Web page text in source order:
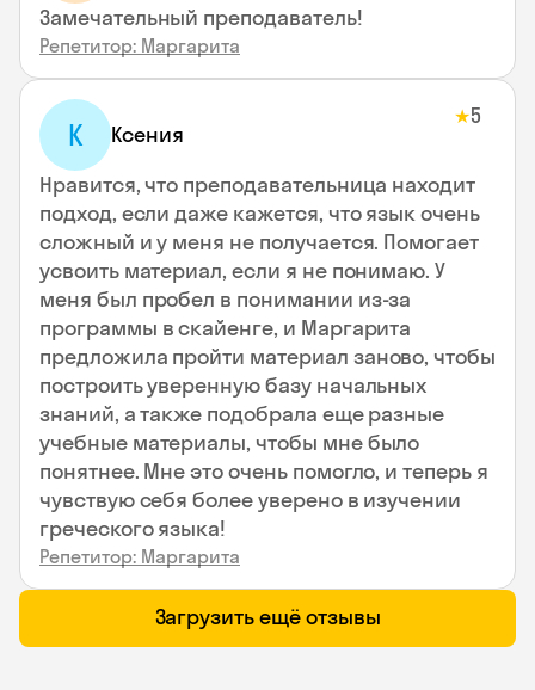
Замечательный преподаватель!
Репетитор: Маргарита
К Ксения
★5
Нравится, что преподавательница находит
подход, если даже кажется, что язык очень
сложный и у меня не получается. Помогает
усвоить материал, если я не понимаю. У
меня был пробел в понимании из-за
программы в скайенге, и Маргарита
предложила пройти материал заново, чтобы
построить уверенную базу начальных
знаний, а также подобрала еще разные
учебные материалы, чтобы мне было
понятнее. Мне это очень помогло, и теперь я
чувствую себя более уверено в изучении
греческого языка!
Репетитор: Маргарита
Загрузить ещё отзывы